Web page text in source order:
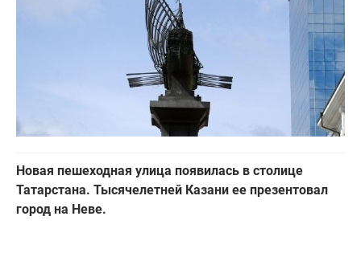
Новая пешеходная улица появилась в столице
Татарстана. Тысячелетней Казани ее презентовал
город на Неве.